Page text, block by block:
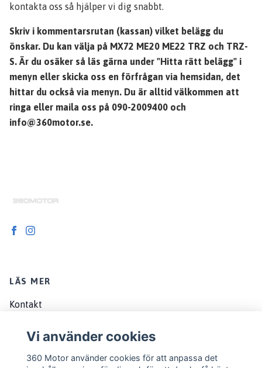
kontakta oss så hjälper vi dig snabbt.
Skriv i kommentarsrutan (kassan) vilket belägg du
önskar. Du kan välja på MX72 ME20 ME22 TRZ och TRZ-
S. Är du osäker så läs gärna under "Hitta rätt belägg" i
menyn eller skicka oss en förfrågan via hemsidan, det
hittar du också via menyn. Du är alltid välkommen att
ringa eller maila oss på 090-2009400 och
info@360motor.se.
LÄS MER
Kontakt
Köpvillkor
EU customers
Vi använder cookies
360 Motor använder cookies för att anpassa det